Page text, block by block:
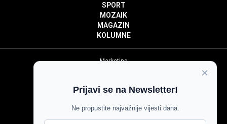
SPORT
MOZAIK
MAGAZIN
KOLUMNE
Marketing
Impressum
Pravila komentiranja
Agroglas
×
Prijavi se na Newsletter!
Ne propustite najvažnije vijesti dana.